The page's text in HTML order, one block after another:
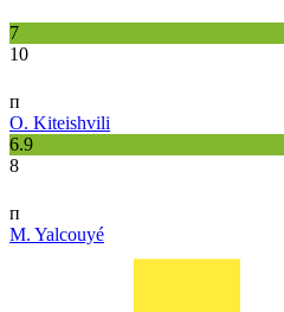
7
10
п
O. Kiteishvili
6.9
8
п
M. Yalcouyé